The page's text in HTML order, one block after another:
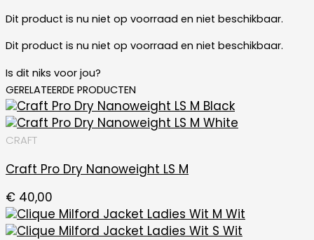
Dit product is nu niet op voorraad en niet beschikbaar.
Dit product is nu niet op voorraad en niet beschikbaar.
Is dit niks voor jou?
GERELATEERDE PRODUCTEN
CRAFT
Craft Pro Dry Nanoweight LS M
€ 40,00